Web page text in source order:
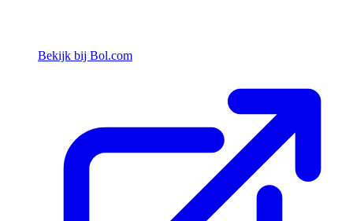
Bekijk bij Bol.com